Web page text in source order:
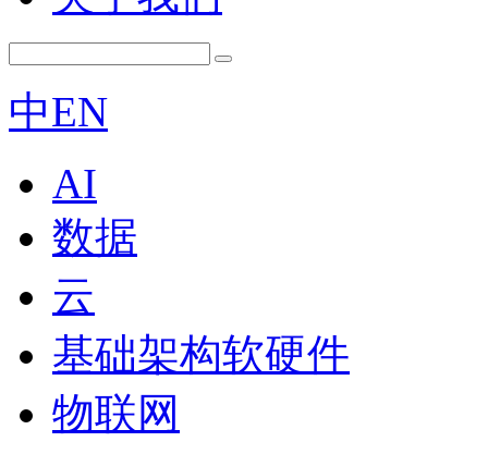
中EN
AI
数据
云
基础架构软硬件
物联网